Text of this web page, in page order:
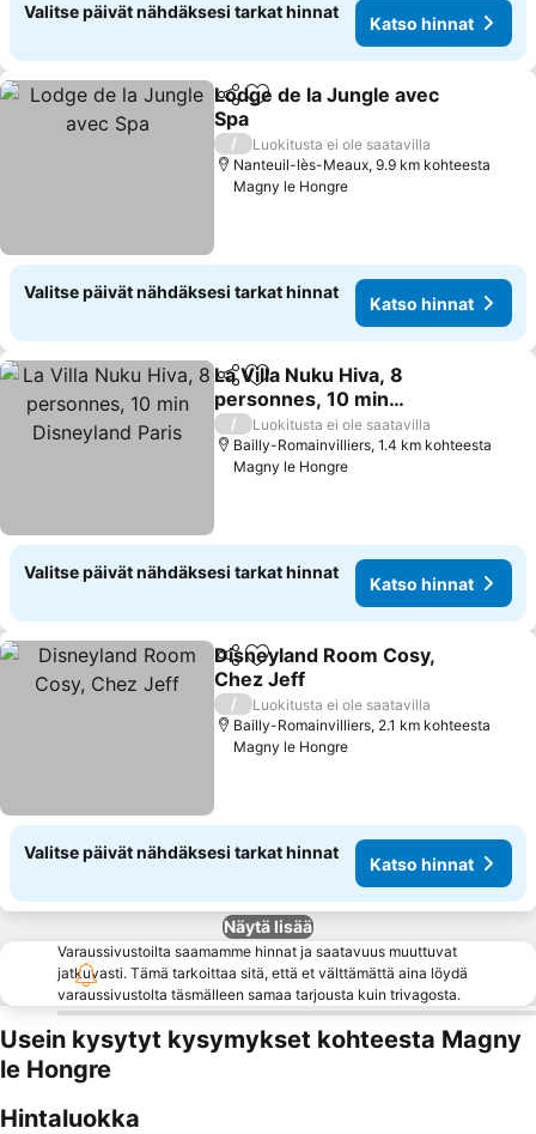
Valitse päivät nähdäksesi tarkat hinnat
Katso hinnat
Jaa Lisää suosikkeihin
Lodge de la Jungle avec
Spa
Katso hinnat
/
Luokitusta ei ole saatavilla
Nanteuil-lès-Meaux, 9.9 km kohteesta
Magny le Hongre
Valitse päivät nähdäksesi tarkat hinnat
Katso hinnat
Jaa Lisää suosikkeihin
La Villa Nuku Hiva, 8
personnes, 10 min
Disneyland Paris
Katso hinnat
/
Luokitusta ei ole saatavilla
Bailly-Romainvilliers, 1.4 km kohteesta
Magny le Hongre
Valitse päivät nähdäksesi tarkat hinnat
Katso hinnat
Jaa Lisää suosikkeihin
Disneyland Room Cosy,
Chez Jeff
Katso hinnat
/
Luokitusta ei ole saatavilla
Bailly-Romainvilliers, 2.1 km kohteesta
Magny le Hongre
Valitse päivät nähdäksesi tarkat hinnat
Katso hinnat
Näytä lisää
Varaussivustoilta saamamme hinnat ja saatavuus muuttuvat
jatkuvasti. Tämä tarkoittaa sitä, että et välttämättä aina löydä
varaussivustolta täsmälleen samaa tarjousta kuin trivagosta.
Usein kysytyt kysymykset kohteesta Magny
le Hongre
Hintaluokka